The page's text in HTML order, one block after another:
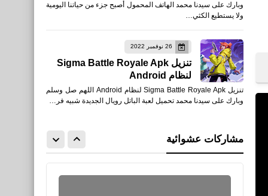
وبارك على سيدنا محمد الهاتف المحمول أصبح جزء من حياتنا اليومية
ولا يستطيع الكثي…
26 نوفمبر 2022
تنزيل Sigma Battle Royale Apk
لنظام Android
تنزيل Sigma Battle Royale Apk لنظام Android اللهم صل وسلم
وبارك على سيدنا محمد تحميل لعبة الباتل رويال الجديدة شبيه فر…
مشاركات عشوائية
حكم وأقوال للدكتور عمر
عبدالكافي
فوائد اللحوم الحمراء للجسم